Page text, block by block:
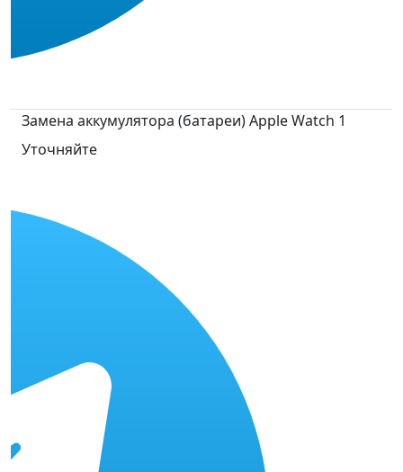
Замена аккумулятора (батареи) Apple Watch 1
Уточняйте